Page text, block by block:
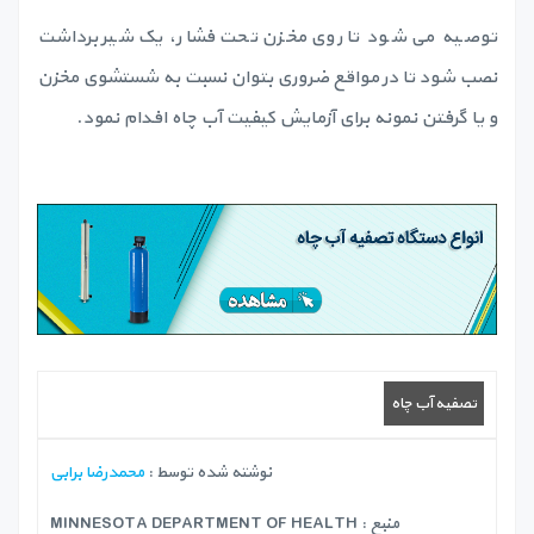
توصیه می شود تا روی مخزن تحت فشار، یک شیر برداشت
نصب شود تا در مواقع ضروری بتوان نسبت به شستشوی مخزن
و یا گرفتن نمونه برای آزمایش کیفیت آب چاه افدام نمود.
تصفیه آب چاه
نوشته شده توسط : محمدرضا برابی
منبع : MINNESOTA DEPARTMENT OF HEALTH